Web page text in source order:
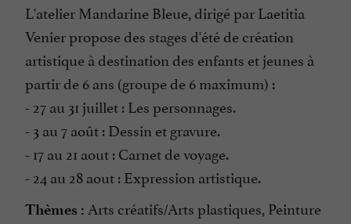
L'atelier Mandarine Bleue, dirigé par Laetitia
Venier propose des stages d'été de création
artistique à destination des enfants et jeunes à
partir de 6 ans (groupe de 6 maximum) :
- 27 au 31 juillet : Les personnages.
- 3 au 7 août : Dessin et gravure.
- 17 au 21 aout : Carnet de voyage.
- 24 au 28 aout : Expression artistique.
Thèmes : Arts créatifs/Arts plastiques, Peinture